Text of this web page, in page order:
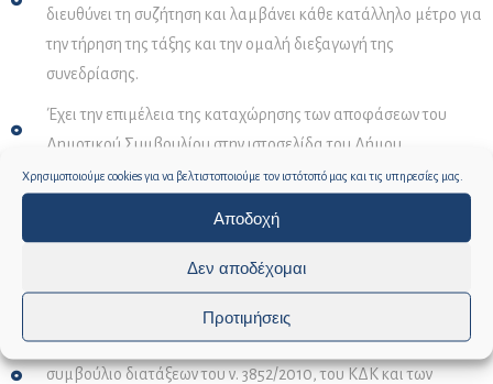
Χρησιμοποιούμε cookies για να βελτιστοποιούμε τον ιστότοπό μας και τις υπηρεσίες μας.
Αποδοχή
Δεν αποδέχομαι
Προτιμήσεις
διευθύνει τη συζήτηση και λαμβάνει κάθε κατάλληλο μέτρο για
την τήρηση της τάξης και την ομαλή διεξαγωγή της
συνεδρίασης.
Έχει την επιμέλεια της καταχώρησης των αποφάσεων του
Δημοτικού Συμβουλίου στην ιστοσελίδα του Δήμου.
Ενημερώνει γραπτώς τον Ελεγκτή Νομιμότητας, όταν
δημοτικός σύμβουλος απουσιάζει αδικαιολόγητα από τρεις
συνεχόμενες συνεδριάσεις καθώς και σε κάθε περίπτωση μη
εκτέλεσης των υποχρεώσεων συμβούλου για διάστημα
Φροντίζει για την τήρηση των σχετικών με το δημοτικό
συμβούλιο διατάξεων του ν. 3852/2010, του ΚΔΚ και των